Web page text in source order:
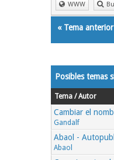
WWW
« Tema anterior
Posibles temas
Tema / Autor
Cambiar el
Gandalf
Abaol -
Abaol